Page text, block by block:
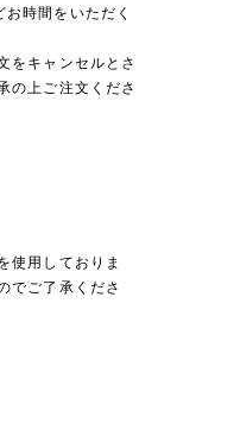
時間をいただく
をキャンセルとさ
の上ご注文くださ
使用しておりま
でご了承くださ